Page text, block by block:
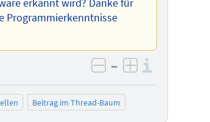
erkannt wird? Danke für
Programmierkenntnisse
negativ bewerten
– positiv
Beitrag im Thread-Baum